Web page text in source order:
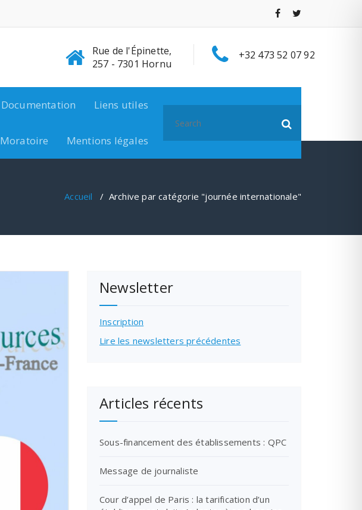
Rue de l'Épinette,
257 - 7301 Hornu
+32 473 52 07 92
Documentation Liens utiles
Moratoire Mentions légales
for:
Accueil / Archive par catégorie "journée internationale"
Newsletter
Inscription
Lire les newsletters précédentes
Articles récents
Sous-financement des établissements : QPC
Message de journaliste
Cour d’appel de Paris : la tarification d’un